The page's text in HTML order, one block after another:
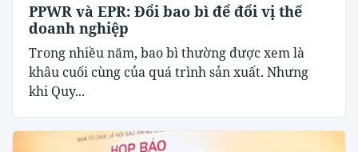
PPWR và EPR: Đổi bao bì để đổi vị thế
doanh nghiệp
Trong nhiều năm, bao bì thường được xem là
khâu cuối cùng của quá trình sản xuất. Nhưng
khi Quy...